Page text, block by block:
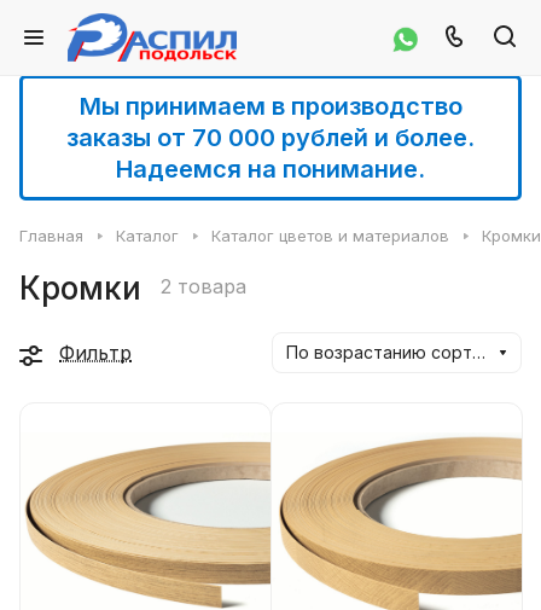
Мы принимаем в производство
заказы от 70 000 рублей и более.
Надеемся на понимание.
Главная Каталог Каталог цветов и материалов Кромки
Кромки 2 товара
Фильтр По возрастанию сортировки